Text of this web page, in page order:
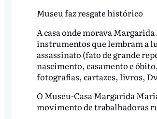
Museu faz resgate histórico
A casa onde morava
instrumentos que lembram a
assassinato (fato de grande
nascimento, casamento e
fotografias, cartazes, livros,
O Museu-Casa Margarida
movimento de trabalhadoras